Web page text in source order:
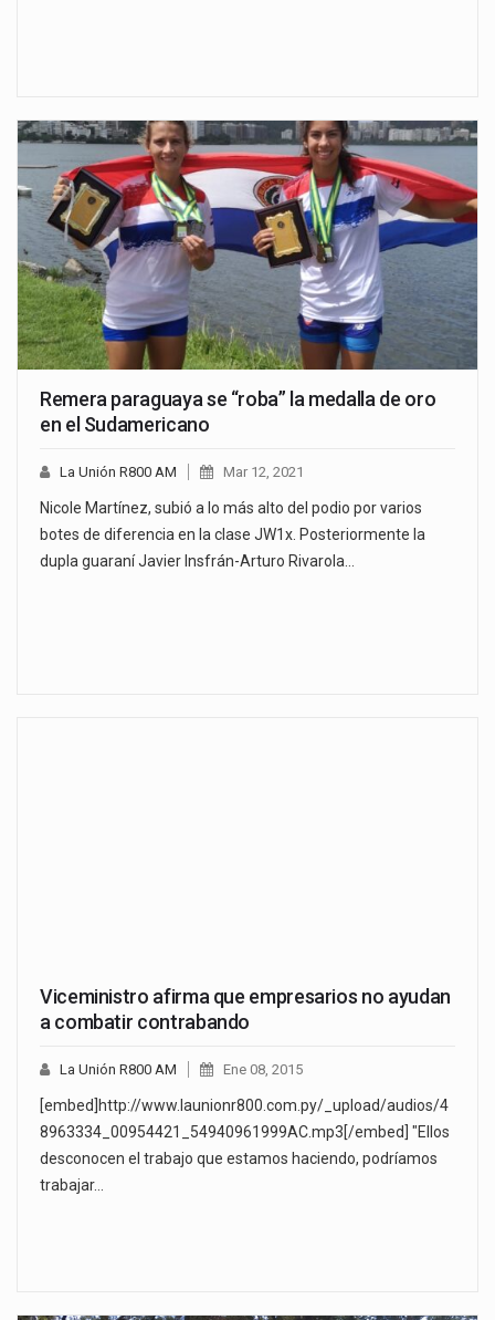
Remera paraguaya se “roba” la medalla de oro
en el Sudamericano
La Unión R800 AM Mar 12, 2021
Nicole Martínez, subió a lo más alto del podio por varios
botes de diferencia en la clase JW1x. Posteriormente la
dupla guaraní Javier Insfrán-Arturo Rivarola…
Viceministro afirma que empresarios no ayudan
a combatir contrabando
La Unión R800 AM Ene 08, 2015
[embed]http://www.launionr800.com.py/_upload/audios/4
8963334_00954421_54940961999AC.mp3[/embed] "Ellos
desconocen el trabajo que estamos haciendo, podríamos
trabajar…